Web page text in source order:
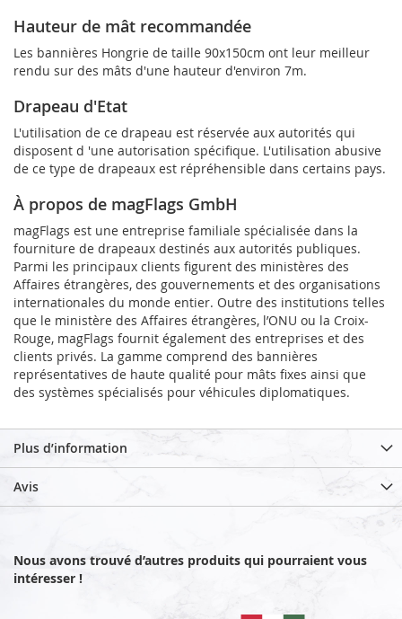
Hauteur de mât recommandée
Les bannières Hongrie de taille 90x150cm ont leur meilleur
rendu sur des mâts d'une hauteur d'environ 7m.
Drapeau d'Etat
L'utilisation de ce drapeau est réservée aux autorités qui
disposent d 'une autorisation spécifique. L'utilisation abusive
de ce type de drapeaux est répréhensible dans certains pays.
À propos de magFlags GmbH
magFlags est une entreprise familiale spécialisée dans la
fourniture de drapeaux destinés aux autorités publiques.
Parmi les principaux clients figurent des ministères des
Affaires étrangères, des gouvernements et des organisations
internationales du monde entier. Outre des institutions telles
que le ministère des Affaires étrangères, l’ONU ou la Croix-
Rouge, magFlags fournit également des entreprises et des
clients privés. La gamme comprend des bannières
représentatives de haute qualité pour mâts fixes ainsi que
des systèmes spécialisés pour véhicules diplomatiques.
Plus d’information
Avis
Nous avons trouvé d’autres produits qui pourraient vous
intéresser !